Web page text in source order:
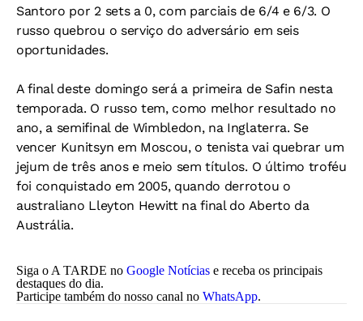
Santoro por 2 sets a 0, com parciais de 6/4 e 6/3. O
russo quebrou o serviço do adversário em seis
oportunidades.
A final deste domingo será a primeira de Safin nesta
temporada. O russo tem, como melhor resultado no
ano, a semifinal de Wimbledon, na Inglaterra. Se
vencer Kunitsyn em Moscou, o tenista vai quebrar um
jejum de três anos e meio sem títulos. O último troféu
foi conquistado em 2005, quando derrotou o
australiano Lleyton Hewitt na final do Aberto da
Austrália.
Siga o A TARDE no Google Notícias e receba os principais
destaques do dia.
Participe também do nosso canal no WhatsApp.